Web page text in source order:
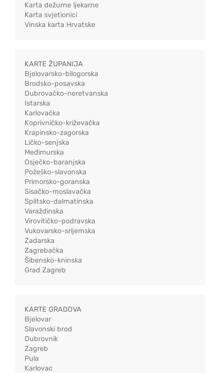
Karta dežurne ljekarne
Karta svjetionici
Vinska karta Hrvatske
KARTE ŽUPANIJA
Bjelovarsko-bilogorska
Brodsko-posavska
Dubrovačko-neretvanska
Istarska
Karlovačka
Koprivničko-križevačka
Krapinsko-zagorska
Ličko-senjska
Međimurska
Osječko-baranjska
Požeško-slavonska
Primorsko-goranska
Sisačko-moslavačka
Splitsko-dalmatinska
Varaždinska
Virovitičko-podravska
Vukovarsko-srijemska
Zadarska
Zagrebačka
Šibensko-kninska
Grad Zagreb
KARTE GRADOVA
Bjelovar
Slavonski brod
Dubrovnik
Zagreb
Pula
Karlovac